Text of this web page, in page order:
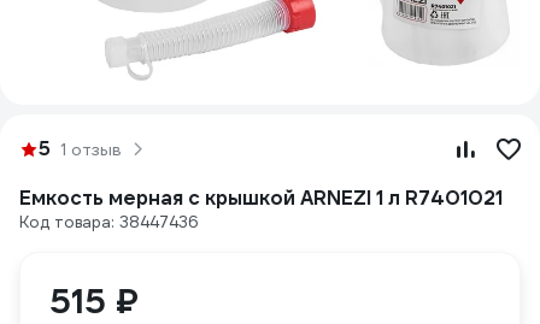
5 1 отзыв
Емкость мерная с крышкой ARNEZI 1 л R7401021
Код товара: 38447436
515 ₽